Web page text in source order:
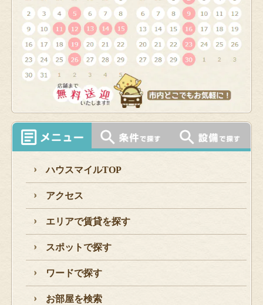
ハウスマイルTOP
アクセス
エリアで賃貸を探す
スポットで探す
ワードで探す
お部屋を検索